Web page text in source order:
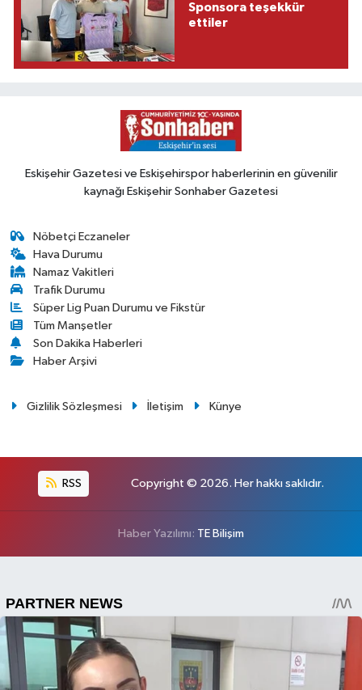
Sponsora teşekkür
ettiler
Eskişehir Gazetesi ve Eskişehirspor haberlerinin en güvenilir
kaynağı Eskişehir Sonhaber Gazetesi
Nöbetçi Eczaneler
Hava Durumu
Namaz Vakitleri
Trafik Durumu
Süper Lig Puan Durumu ve Fikstür
Tüm Manşetler
Son Dakika Haberleri
Haber Arşivi
Gizlilik Sözleşmesi İletişim Künye
RSS Copyright © 2026. Her hakkı saklıdır.
Haber Yazılımı: TE Bilişim